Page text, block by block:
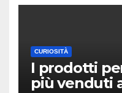
CURIOSITÀ
I prodotti
più venduti